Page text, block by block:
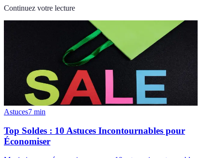
Continuez votre lecture
Astuces7 min
Top Soldes : 10 Astuces Incontournables pour
Économiser